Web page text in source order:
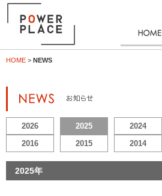
HOME
HOME > NEWS
News お知らせ
2026 2025 2024
2016
2015 2014
2025年